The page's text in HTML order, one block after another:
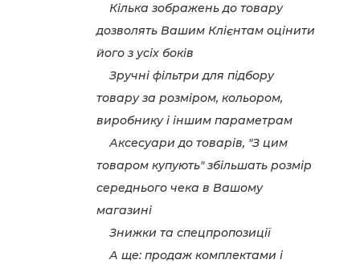
Кілька зображень до товару
дозволять Вашим Клієнтам оцінити
його з усіх боків
Зручні фільтри для підбору
товару за розміром, кольором,
виробнику і іншим параметрам
Аксесуари до товарів, "З цим
товаром купують" збільшать розмір
середнього чека в Вашому
магазині
Знижки та спецпропозиції
А ще: продаж комплектами і